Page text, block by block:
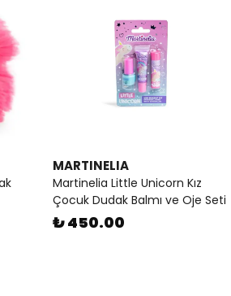
MARTINELIA
Martinelia Little Unicorn Kız
Çocuk Dudak Balmı ve Oje Seti
₺ 450.00